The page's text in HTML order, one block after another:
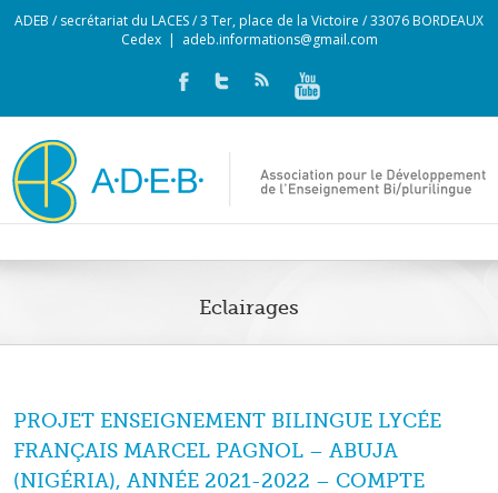
ADEB / secrétariat du LACES / 3 Ter, place de la Victoire / 33076 BORDEAUX
Cedex | adeb.informations@gmail.com
Eclairages
PROJET ENSEIGNEMENT BILINGUE LYCÉE
FRANÇAIS MARCEL PAGNOL – ABUJA
(NIGÉRIA), ANNÉE 2021-2022 – COMPTE